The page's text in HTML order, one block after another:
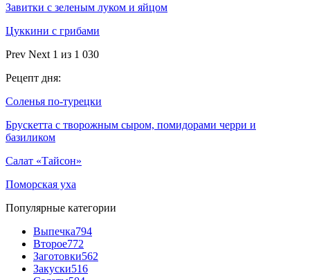
Завитки с зеленым луком и яйцом
Цуккини с грибами
Prev Next 1 из 1 030
Рецепт дня:
Соленья по-турецки
Брускетта с творожным сыром, помидорами черри и
базиликом
Салат «Тайсон»
Поморская уха
Популярные категории
Выпечка794
Второе772
Заготовки562
Закуски516